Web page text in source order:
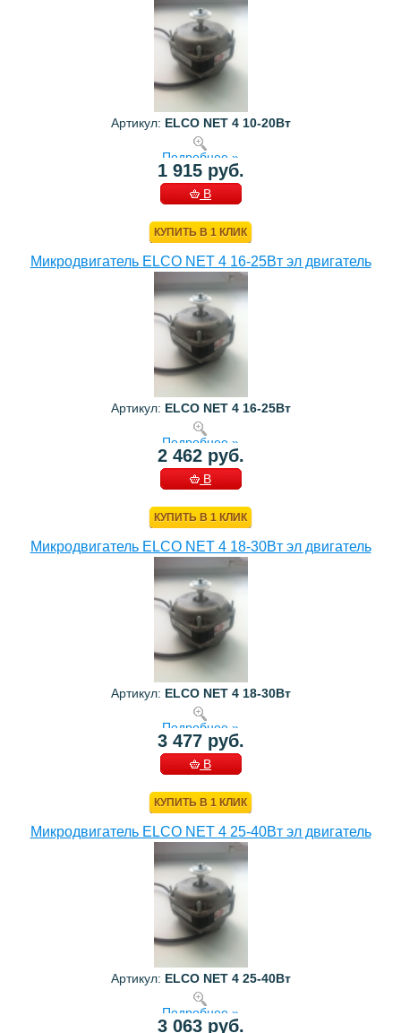
Артикул: ELCO NET 4 10-20Bт
Подробнее »
1 915 руб.
В
КУПИТЬ В 1 КЛИК
Микродвигатель ELCO NET 4 16-25Bт эл двигатель
Артикул: ELCO NET 4 16-25Bт
Подробнее »
2 462 руб.
В
КУПИТЬ В 1 КЛИК
Микродвигатель ELCO NET 4 18-30Bт эл двигатель
Артикул: ELCO NET 4 18-30Bт
Подробнее »
3 477 руб.
В
КУПИТЬ В 1 КЛИК
Микродвигатель ELCO NET 4 25-40Bт эл двигатель
Артикул: ELCO NET 4 25-40Bт
Подробнее »
3 063 руб.